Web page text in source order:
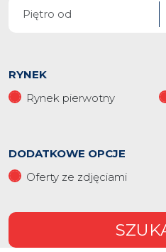
RYNEK
Rynek pierwotny
DODATKOWE OPCJE
Oferty ze zdjęciami